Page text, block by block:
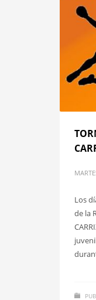
Los
de la